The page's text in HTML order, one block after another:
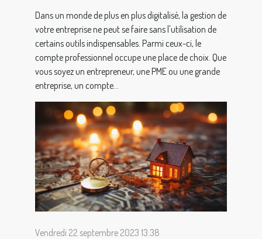
Dans un monde de plus en plus digitalisé, la gestion de
votre entreprise ne peut se faire sans l'utilisation de
certains outils indispensables. Parmi ceux-ci, le
compte professionnel occupe une place de choix. Que
vous soyez un entrepreneur, une PME ou une grande
entreprise, un compte...
Vendredi 22 septembre 2023 13:38